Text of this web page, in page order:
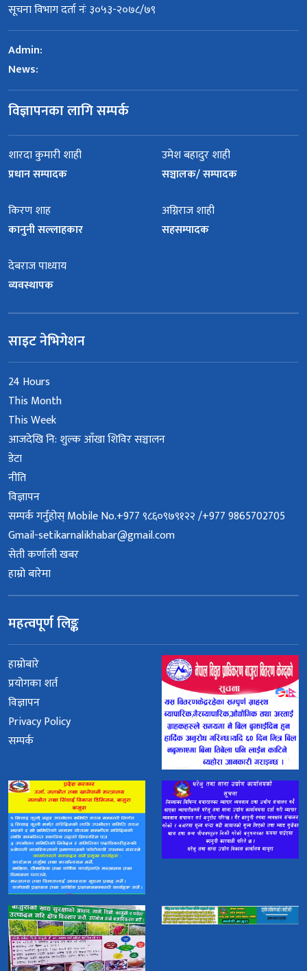
सूचना विभाग दर्ता नंः ३०५३-२०७८/७९
Admin:
News:
विज्ञापनका लागि सम्पर्क
शारदा कुमारी शाही
प्रधान सम्पादक
उमेश बहादुर शाही
सञ्चालक/ सम्पादक
किरण शाह
कानुनी सल्लाहकार
अग्निराज शाही
सहसम्पादक
देबराज पाध्याय
व्यवस्थापक
साइट नेभिगेशन
24 Hours
This Month
This Week
आजदेखि नि: शुल्क आँखा शिविर सञ्चालन
डेटा
नीति
विज्ञापन
सम्पर्क गर्नुहोस् Mobile No.+977 ९८६०९७९१२२ /+977 9865702705
Gmail-setikarnalikhabar@gmail.com
सेती कर्णाली खबर
हाम्रो बारेमा
महत्वपूर्ण लिङ्क
हाम्रोबारे
प्रयोगका शर्त
विज्ञापन
Privacy Policy
सम्पर्क